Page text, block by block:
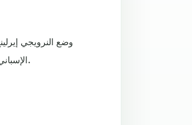
وضع النرويجي
الإسباني رودريغو فيرنانديز داخل شباك أصحاب الأرض بعد 4 دقائق من البداية.